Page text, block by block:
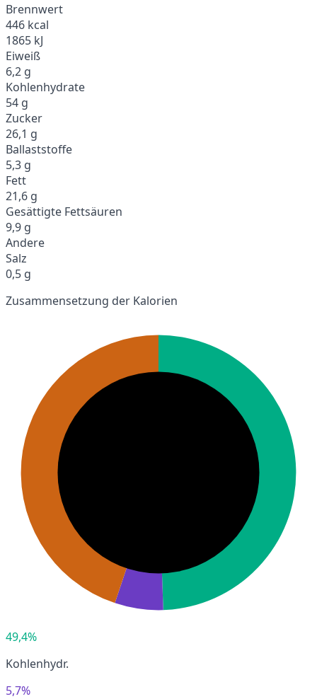
Brennwert
446 kcal
1865 kJ
Eiweiß
6,2 g
Kohlenhydrate
54 g
Zucker
26,1 g
Ballaststoffe
5,3 g
Fett
21,6 g
Gesättigte Fettsäuren
9,9 g
Andere
Salz
0,5 g
Zusammensetzung der Kalorien
49,4%
Kohlenhydr.
5,7%